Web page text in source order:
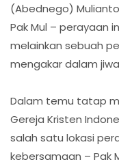
(Abednego)
Pak Mul – perayaan
melainkan sebuah
mengakar dalam
Dalam temu tatap
Gereja Kristen
salah satu lokasi
kebersamaan – Pak